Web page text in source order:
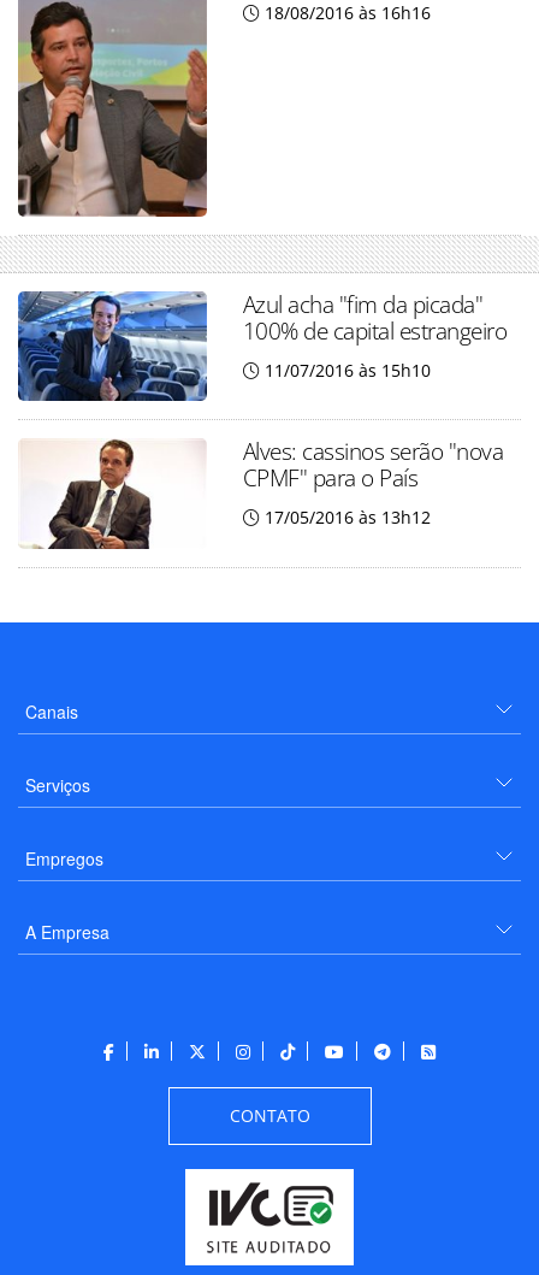
18/08/2016 às 16h16
Azul acha "fim da picada"
100% de capital estrangeiro
11/07/2016 às 15h10
Alves: cassinos serão "nova
CPMF" para o País
17/05/2016 às 13h12
Canais
Serviços
Empregos
A Empresa
CONTATO